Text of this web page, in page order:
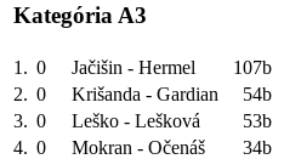
Kategória A3
1. 0 Jačišin - Hermel
107b
2. 0 Krišanda - Gardian
54b
3. 0 Leško - Lešková
53b
4. 0 Mokran - Očenáš
34b